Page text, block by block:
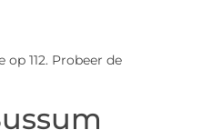
112. Probeer de